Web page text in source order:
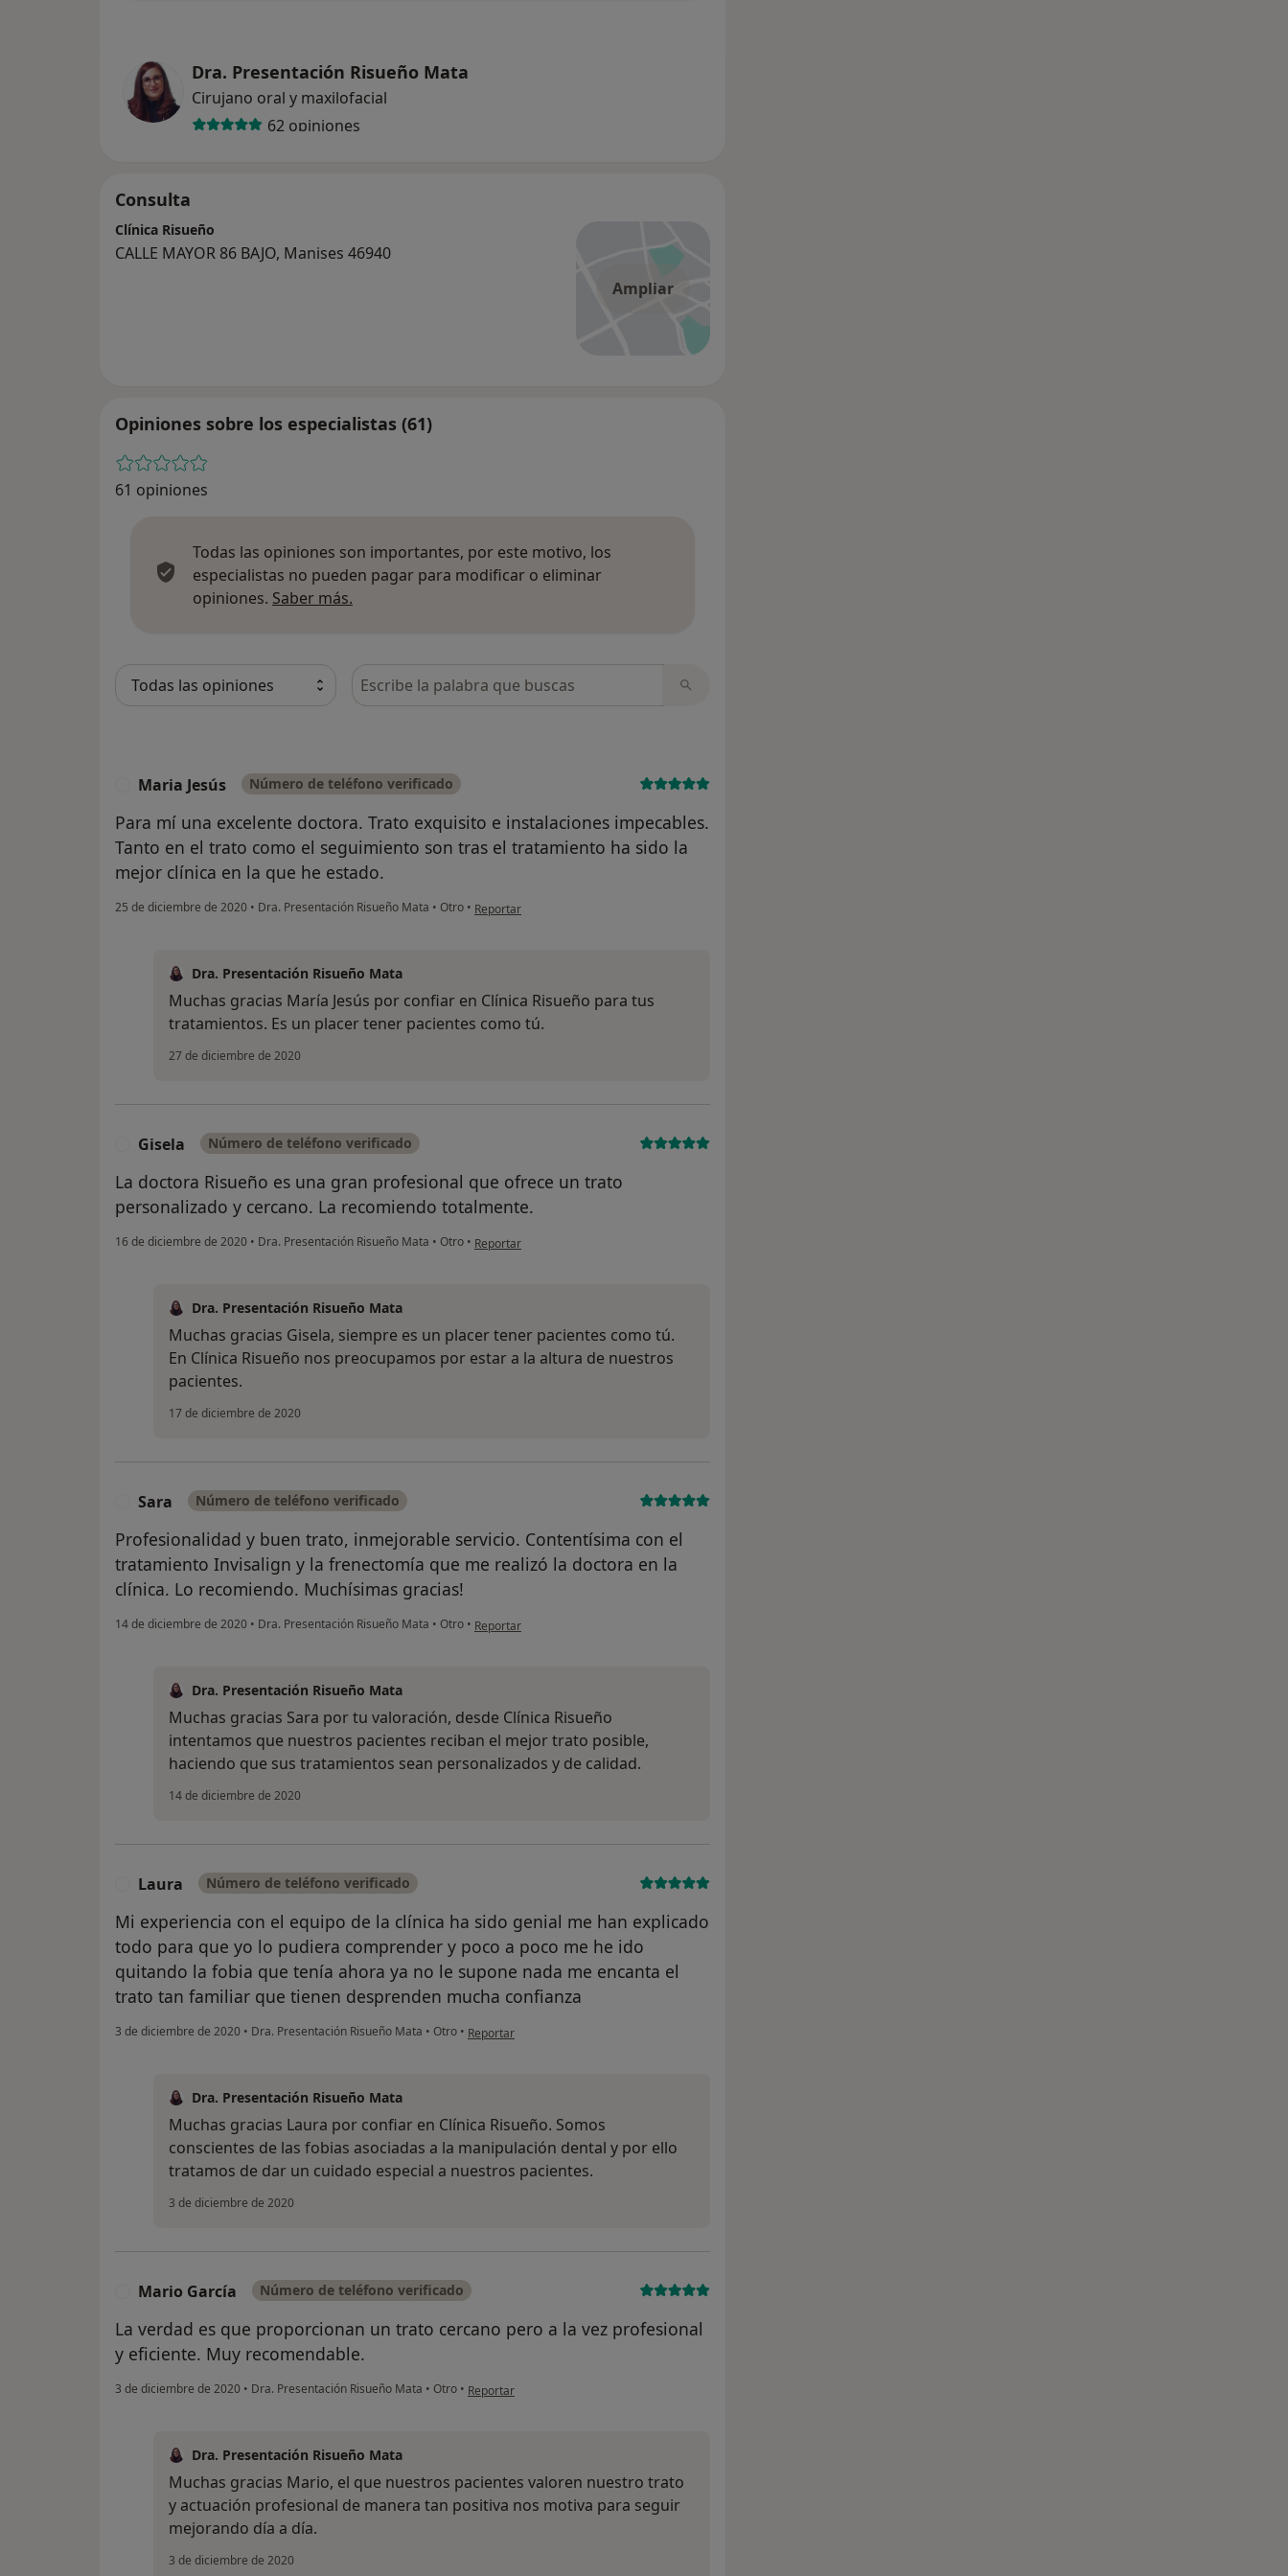
Dra. Presentación Risueño Mata
Cirujano oral y maxilofacial
62 opiniones
Consulta
Ampliar
Clínica Risueño
CALLE MAYOR 86 BAJO, Manises 46940
Opiniones sobre los especialistas (61)
61 opiniones
Todas las opiniones son importantes, por este motivo, los
especialistas no pueden pagar para modificar o eliminar
opiniones. Saber más.
Busca en opiniones
Maria Jesús Número de teléfono verificado
Para mí una excelente doctora. Trato exquisito e instalaciones impecables.
Tanto en el trato como el seguimiento son tras el tratamiento ha sido la
mejor clínica en la que he estado.
25 de diciembre de 2020 • Dra. Presentación Risueño Mata • Otro • en opinión del usuario Maria Jesús
Reportar
Dra. Presentación Risueño Mata
Muchas gracias María Jesús por confiar en Clínica Risueño para tus
tratamientos. Es un placer tener pacientes como tú.
27 de diciembre de 2020
Gisela Número de teléfono verificado
La doctora Risueño es una gran profesional que ofrece un trato
personalizado y cercano. La recomiendo totalmente.
16 de diciembre de 2020 • Dra. Presentación Risueño Mata • Otro • en opinión del usuario Gisela
Reportar
Dra. Presentación Risueño Mata
Muchas gracias Gisela, siempre es un placer tener pacientes como tú.
En Clínica Risueño nos preocupamos por estar a la altura de nuestros
pacientes.
17 de diciembre de 2020
Sara Número de teléfono verificado
Profesionalidad y buen trato, inmejorable servicio. Contentísima con el
tratamiento Invisalign y la frenectomía que me realizó la doctora en la
clínica. Lo recomiendo. Muchísimas gracias!
14 de diciembre de 2020 • Dra. Presentación Risueño Mata • Otro • en opinión del usuario Sara
Reportar
Dra. Presentación Risueño Mata
Muchas gracias Sara por tu valoración, desde Clínica Risueño
intentamos que nuestros pacientes reciban el mejor trato posible,
haciendo que sus tratamientos sean personalizados y de calidad.
14 de diciembre de 2020
Laura Número de teléfono verificado
Mi experiencia con el equipo de la clínica ha sido genial me han explicado
todo para que yo lo pudiera comprender y poco a poco me he ido
quitando la fobia que tenía ahora ya no le supone nada me encanta el
trato tan familiar que tienen desprenden mucha confianza
3 de diciembre de 2020 • Dra. Presentación Risueño Mata • Otro • en opinión del usuario Laura
Reportar
Dra. Presentación Risueño Mata
Muchas gracias Laura por confiar en Clínica Risueño. Somos
conscientes de las fobias asociadas a la manipulación dental y por ello
tratamos de dar un cuidado especial a nuestros pacientes.
3 de diciembre de 2020
Mario García Número de teléfono verificado
La verdad es que proporcionan un trato cercano pero a la vez profesional
y eficiente. Muy recomendable.
3 de diciembre de 2020 • Dra. Presentación Risueño Mata • Otro • en opinión del usuario Mario García
Reportar
Dra. Presentación Risueño Mata
Muchas gracias Mario, el que nuestros pacientes valoren nuestro trato
y actuación profesional de manera tan positiva nos motiva para seguir
mejorando día a día.
3 de diciembre de 2020